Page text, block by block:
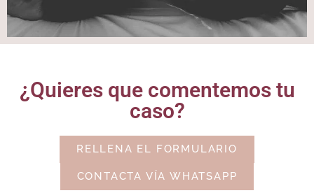
¿Quieres que comentemos tu
caso?
RELLENA EL FORMULARIO
CONTACTA VÍA WHATSAPP